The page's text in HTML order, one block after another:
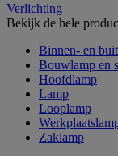
Verlichting
Bekijk de hele
Binnen- en
Bouwlamp en
Hoofdlamp
Lamp
Looplamp
Zaklamp